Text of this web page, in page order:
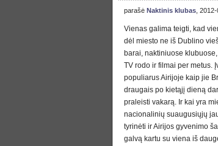
parašė Naktinis klubas ,
Vienas galima teigti, kad
dėl miesto ne iš Dublino
barai, naktiniuose
TV rodo ir filmai per metus.
populiarus Airijoje kaip jie
draugais po kietąjį dieną
praleisti vakarą. Ir kai yra
nacionalinių suaugusiųjų
tyrinėti ir Airijos gyvenimo
galvą kartu su viena iš